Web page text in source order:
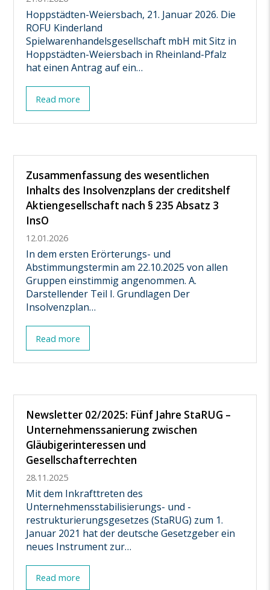
Hoppstädten-Weiersbach, 21. Januar 2026. Die
ROFU Kinderland
Spielwarenhandelsgesellschaft mbH mit Sitz in
Hoppstädten-Weiersbach in Rheinland-Pfalz
hat einen Antrag auf ein…
Read more
Zusammenfassung des wesentlichen
Inhalts des Insolvenzplans der creditshelf
Aktiengesellschaft nach § 235 Absatz 3
InsO
12.01.2026
In dem ersten Erörterungs- und
Abstimmungstermin am 22.10.2025 von allen
Gruppen einstimmig angenommen. A.
Darstellender Teil I. Grundlagen Der
Insolvenzplan…
Read more
Newsletter 02/2025: Fünf Jahre StaRUG –
Unternehmenssanierung zwischen
Gläubigerinteressen und
Gesellschafterrechten
28.11.2025
Mit dem Inkrafttreten des
Unternehmensstabilisierungs- und -
restrukturierungsgesetzes (StaRUG) zum 1.
Januar 2021 hat der deutsche Gesetzgeber ein
neues Instrument zur…
Read more